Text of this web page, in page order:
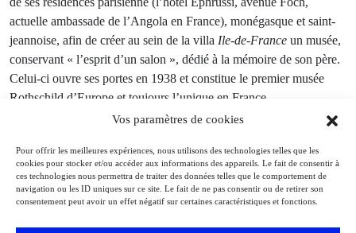
Vos paramètres de cookies
Pour offrir les meilleures expériences, nous utilisons des technologies telles que les
cookies pour stocker et/ou accéder aux informations des appareils. Le fait de consentir à
ces technologies nous permettra de traiter des données telles que le comportement de
navigation ou les ID uniques sur ce site. Le fait de ne pas consentir ou de retirer son
consentement peut avoir un effet négatif sur certaines caractéristiques et fonctions.
actuelle ambassade de l’Angola en France), monégasque et saint-
jeannoise, afin de créer au sein de la villa Ile-de-France un musée,
conservant « l’esprit d’un salon », dédié à la mémoire de son père.
Celui-ci ouvre ses portes en 1938 et constitue le premier musée
Rothschild d’Europe et toujours l’unique en France.
La passion de la
collection